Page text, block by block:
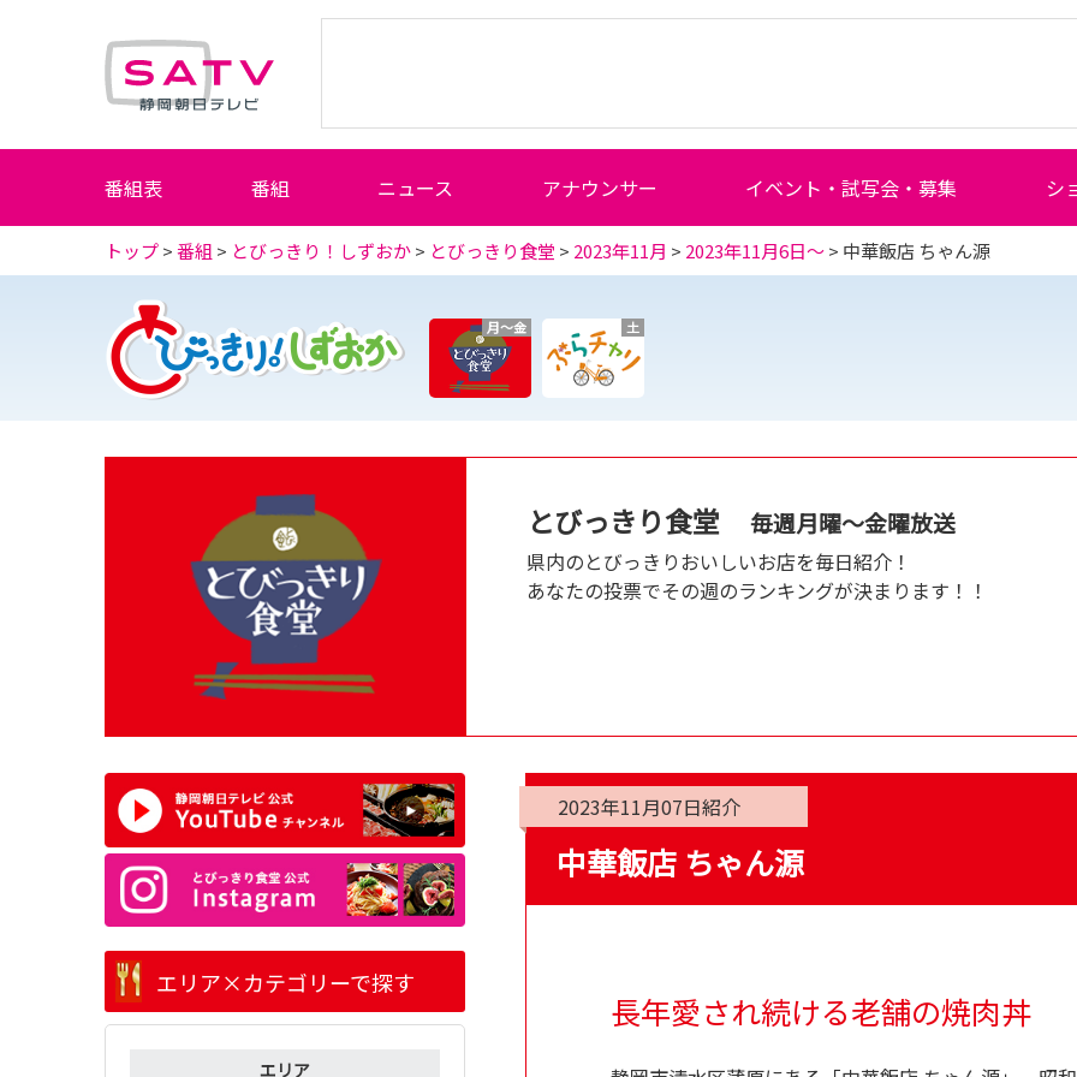
番組表 番組 ニュース アナウンサー イベント・試写会・募集 シ
トップ>番組 > とびっきり！しずおか> とびっきり食堂 > 2023年11月 > 2023年11月6日～> 中華飯店 ちゃん源
月～金 土
とびっきり食堂 毎週月曜～金曜放送
県内のとびっきりおいしいお店を毎日紹介！
あなたの投票でその週のランキングが決まります！！
2023年11月07日紹介
中華飯店 ちゃん源
長年愛され続ける老舗の焼肉丼
エリア×カテゴリーで探す
エリア